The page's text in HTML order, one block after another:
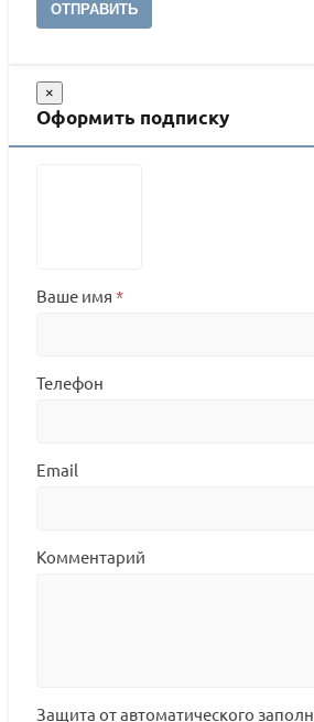
ОТПРАВИТЬ
×
Оформить подписку
Ваше имя *
Телефон
Email
Комментарий
Защита от автоматического